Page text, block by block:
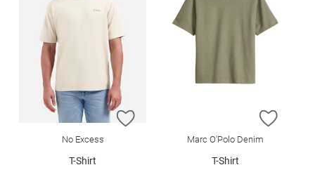
ZUR WUNSCHLISTE HINZUFÜGEN
No Excess
T-Shirt
ZUR
Marc O'Polo Denim
T-Shirt